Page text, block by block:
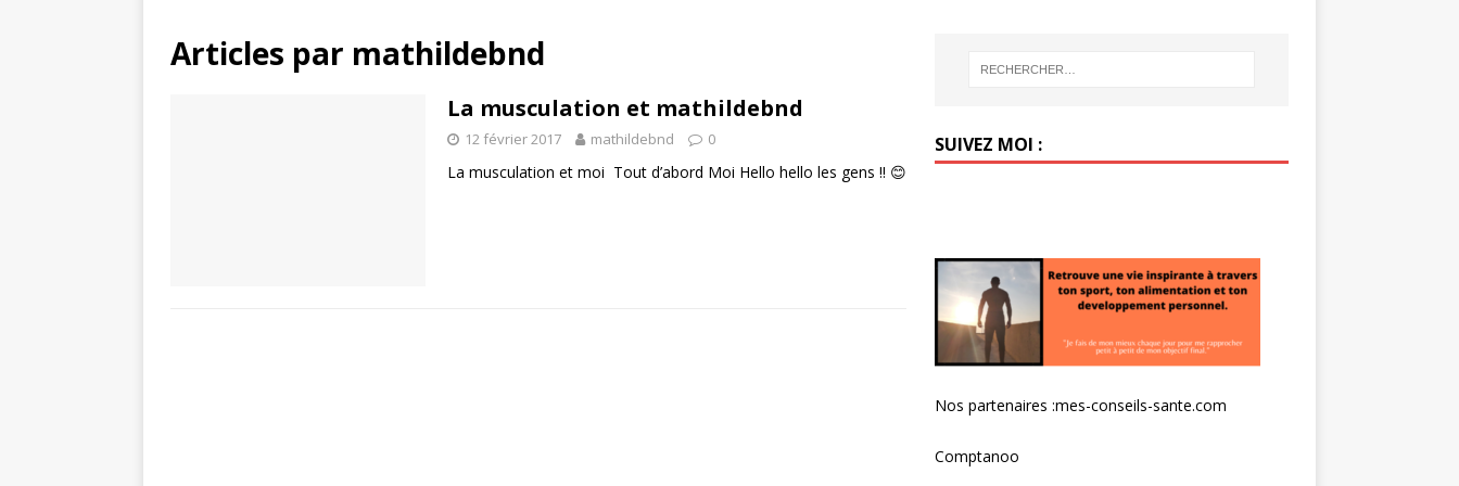
Articles par mathildebnd
La musculation et mathildebnd
12 février 2017 mathildebnd 0
La musculation et moi Tout d’abord Moi Hello hello les gens !! 😊
SUIVEZ MOI :
Nos partenaires :mes-conseils-sante.com
Comptanoo